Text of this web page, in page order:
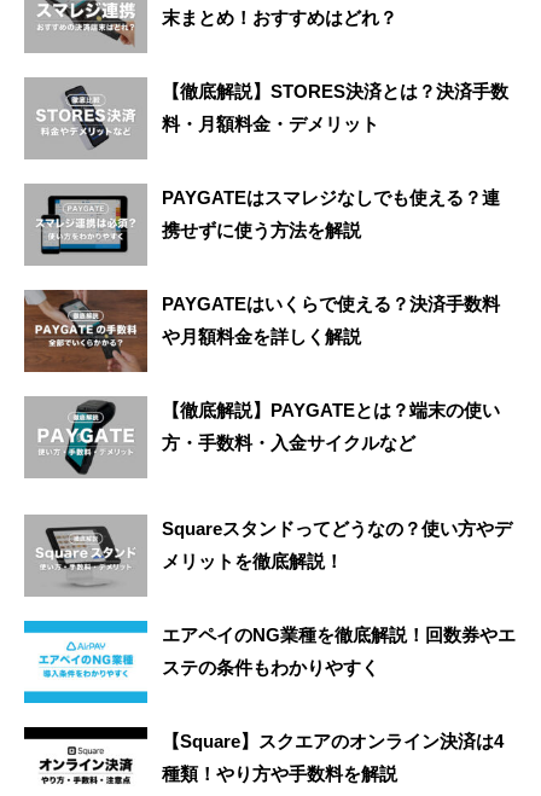
末まとめ！おすすめはどれ？
【徹底解説】STORES決済とは？決済手数
料・月額料金・デメリット
PAYGATEはスマレジなしでも使える？連
携せずに使う方法を解説
PAYGATEはいくらで使える？決済手数料
や月額料金を詳しく解説
【徹底解説】PAYGATEとは？端末の使い
方・手数料・入金サイクルなど
Squareスタンドってどうなの？使い方やデ
メリットを徹底解説！
エアペイのNG業種を徹底解説！回数券やエ
ステの条件もわかりやすく
【Square】スクエアのオンライン決済は4
種類！やり方や手数料を解説